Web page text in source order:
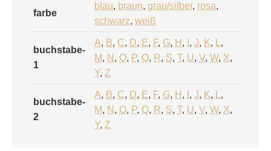
farbe
blau, braun, grau/silber, rosa,
schwarz, weiß
buchstabe-
1
A, B, C, D, E, F, G, H , , J, K, L,
M, N , O, P, Q, R, S, T, U, V, W, X,
Y, Z
buchstabe-
2
A, B, C, D, E, F, G, H , , J, K, L,
M, N , O, P, Q, R, S, T, U, V, W, X,
Y, Z